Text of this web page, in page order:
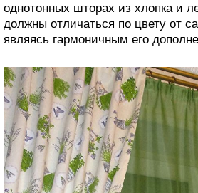
однотонных шторах из хлопка и
должны отличаться по цвету от
являясь гармоничным его